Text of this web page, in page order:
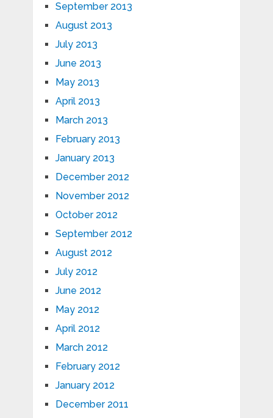
September 2013
August 2013
July 2013
June 2013
May 2013
April 2013
March 2013
February 2013
January 2013
December 2012
November 2012
October 2012
September 2012
August 2012
July 2012
June 2012
May 2012
April 2012
March 2012
February 2012
January 2012
December 2011